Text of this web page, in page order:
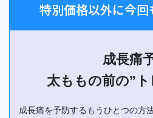
特別価格以外に今回
成長痛
太ももの前の”
成長痛を予防するもうひとつの方